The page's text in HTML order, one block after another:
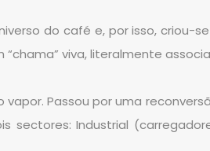
do café e, por isso,
viva, literalmente
Passou por uma
sectores: Industrial